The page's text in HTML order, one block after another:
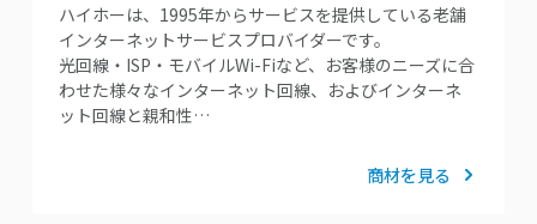
ハイホーは、1995年からサービスを提供している老舗
インターネットサービスプロバイダーです。
光回線・ISP・モバイルWi-Fiなど、お客様のニーズに合
わせた様々なインターネット回線、およびインターネ
ット回線と親和性…
商材を見る